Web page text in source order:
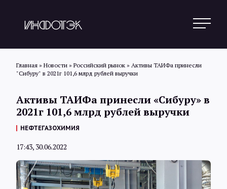
Статьи
Главная » Новости » Российский рынок » Активы ТАИФа принесли
"Сибуру" в 2021г 101,6 млрд рублей выручки
Активы ТАИФа принесли «Сибуру» в
2021г 101,6 млрд рублей выручки
НЕФТЕГАЗОХИМИЯ
17:43, 30.06.2022